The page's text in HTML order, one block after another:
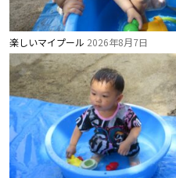
楽しいマイプール 2026年8月7日